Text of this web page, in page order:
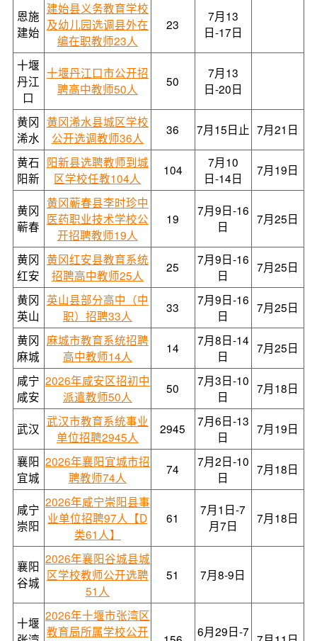
恩施
建始
建始县义务教育学校
及幼儿园选调县外在
编在职教师23人
23
7月13
日-17日
十堰
丹江
口
十堰丹江口市公开招
聘高中教师50人
50
7月13
日-20日
黄冈
浠水
黄冈浠水县城区学校
公开选调教师36人
36 7月15日止 7月21日
黄石
阳新
阳新县选聘教师到城
区学校任教104人
104
7月10
日-14日
7月19日
黄冈
蕲春
黄冈蕲春县李时珍中
医药职业技术学校公
开招聘教师19人
19
7月9日-16
日
7月25日
黄冈
红安
黄冈红安县教育系统
招聘高中教师25人
25
7月9日-16
日
7月25日
黄冈
英山
英山县部分高中（中
职）招聘33人
33
7月9日-16
日
7月25日
黄冈
麻城
麻城市教育系统招聘
高中教师14人
14
7月8日-14
日
7月25日
咸宁
咸安
2026年咸安区招初中
派遣教师50人
50
7月3日-10
日
7月18日
武汉 武汉市教育系统事业
单位招聘2945人
2945
7月6日-13
日
7月19日
襄阳
宜城
2026年襄阳宜城市招
聘教师74人
74
7月2日-10
日
7月18日
咸宁
崇阳
2026年咸宁崇阳县事
业单位招聘97人【D
类61人】
61
7月1日-7
月7日
7月18日
襄阳
谷城
2026年襄阳谷城县城
区学校教师公开选聘
51人
51 7月8-9日
十堰 2026年十堰市张湾区
教育局所属学校公开
6月29日-7